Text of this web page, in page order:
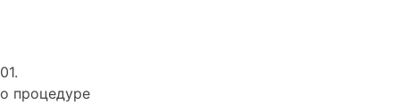
01.
о процедуре